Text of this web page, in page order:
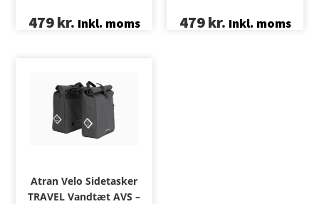
479kr. Inkl. moms 479kr. Inkl. moms
Atran Velo Sidetasker
TRAVEL Vandtæt AVS –